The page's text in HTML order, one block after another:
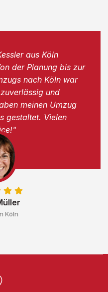
Köln
aus Köln
der Planung bis zur
nach Köln war
und
meinen Umzug
gestaltet. Vielen